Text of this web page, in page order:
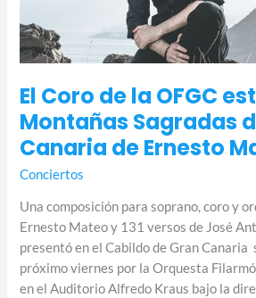
El Coro de la OFGC
Montañas Sagradas
Canaria de Ernesto
Conciertos
Una composición para soprano, coro y
Ernesto Mateo y 131 versos de José
presentó en el Cabildo de Gran Canaria
próximo viernes por la Orquesta
en el Auditorio Alfredo Kraus bajo la
Sagradas
de
Canaria
de
Ernesto
Mateo